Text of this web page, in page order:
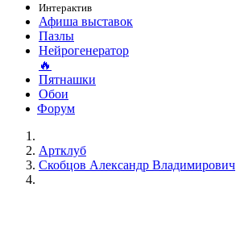
Интерактив
Афиша выставок
Пазлы
Нейрогенератор
🔥
Пятнашки
Обои
Форум
Артклуб
Скобцов Александр Владимирович